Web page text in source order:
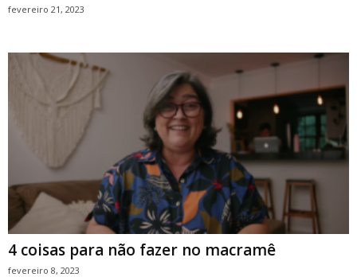
fevereiro 21, 2023
4 coisas para não fazer no macramê
fevereiro 8, 2023